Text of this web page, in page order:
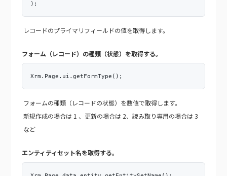
);
レコードのプライマリフィールドの値を取得します。
フォーム（レコード）の種類（状態）を取得する。
Xrm.Page.ui.getFormType();
フォームの種類（レコードの状態）を数値で取得します。
新規作成の場合は 1 、更新の場合は 2、読み取り専用の場合は 3
など
エンティティセット名を取得する。